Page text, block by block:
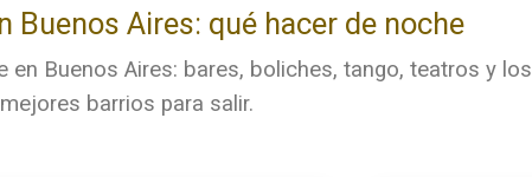
Buenos Aires: qué hacer de noche
en Buenos Aires: bares, boliches, tango, teatros y los
mejores barrios para salir.